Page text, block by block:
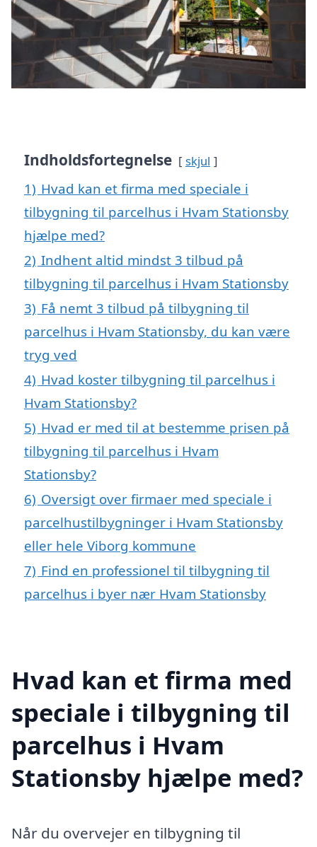
Indholdsfortegnelse skjul
1) Hvad kan et firma med speciale i
tilbygning til parcelhus i Hvam Stationsby
hjælpe med?
2) Indhent altid mindst 3 tilbud på
tilbygning til parcelhus i Hvam Stationsby
3) Få nemt 3 tilbud på tilbygning til
parcelhus i Hvam Stationsby, du kan være
tryg ved
4) Hvad koster tilbygning til parcelhus i
Hvam Stationsby?
5) Hvad er med til at bestemme prisen på
tilbygning til parcelhus i Hvam
Stationsby?
6) Oversigt over firmaer med speciale i
parcelhustilbygninger i Hvam Stationsby
eller hele Viborg kommune
7) Find en professionel til tilbygning til
parcelhus i byer nær Hvam Stationsby
Hvad kan et firma med
speciale i tilbygning til
parcelhus i Hvam
Stationsby hjælpe med?
Når du overvejer en tilbygning til